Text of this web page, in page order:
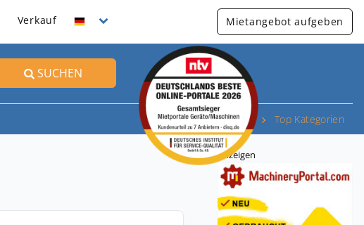
Verkauf Mietangebot aufgeben
SUCHEN
Top Kategorien
Anzeigen